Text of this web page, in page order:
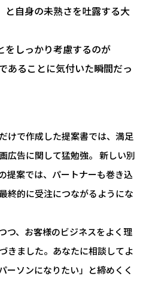
と自身の未熟さを吐露する大
をしっかり考慮するのが
あることに気付いた瞬間だっ
けで作成した提案書では、満足
広告に関して猛勉強。 新しい別
提案では、パートナーも巻き込
終的に受注につながるようにな
つ、お客様のビジネスをよく理
きました。あなたに相談してよ
ーソンになりたい」と締めくく